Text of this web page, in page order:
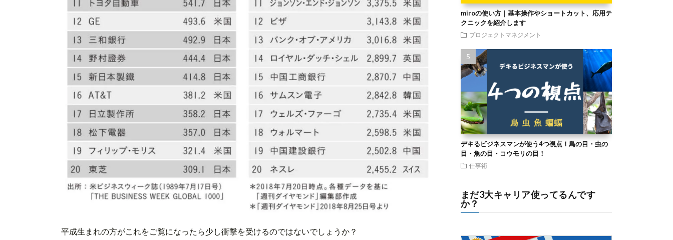
平成生まれの方がこれをご覧になったら少し衝撃を受けるのではないでしょうか？
miroの使い方｜基本操作やショートカット、応用テ
クニックを紹介します
プロジェクトマネジメント
デキるビジネスマンが使う4つ視点！鳥の目・虫の
目・魚の目・コウモリの目！
仕事術
まだ3大キャリア使ってるんです
か？